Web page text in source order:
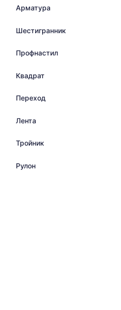
Арматура
Шестигранник
Профнастил
Квадрат
Переход
Лента
Тройник
Рулон